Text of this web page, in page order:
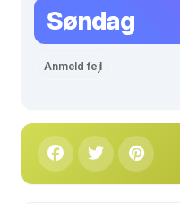
Søndag
Anmeld fejl